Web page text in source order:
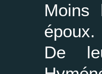
Moins
époux.
De